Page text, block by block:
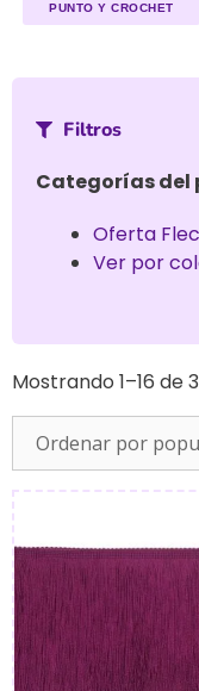
PUNTO Y CROCHET
Filtros
Categorías del
Oferta
Ver por
Mostrando 1–16 de